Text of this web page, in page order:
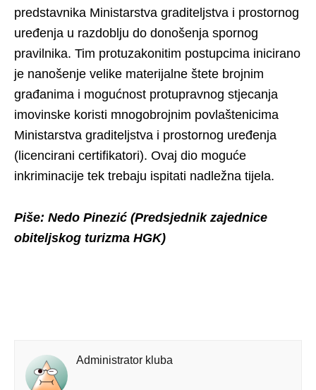
predstavnika Ministarstva graditeljstva i prostornog
uređenja u razdoblju do donošenja spornog
pravilnika. Tim protuzakonitim postupcima inicirano
je nanošenje velike materijalne štete brojnim
građanima i mogućnost protupravnog stjecanja
imovinske koristi mnogobrojnim povlaštenicima
Ministarstva graditeljstva i prostornog uređenja
(licencirani certifikatori). Ovaj dio moguće
inkriminacije tek trebaju ispitati nadležna tijela.
Piše: Nedo Pinezić (Predsjednik zajednice
obiteljskog turizma HGK)
Administrator kluba